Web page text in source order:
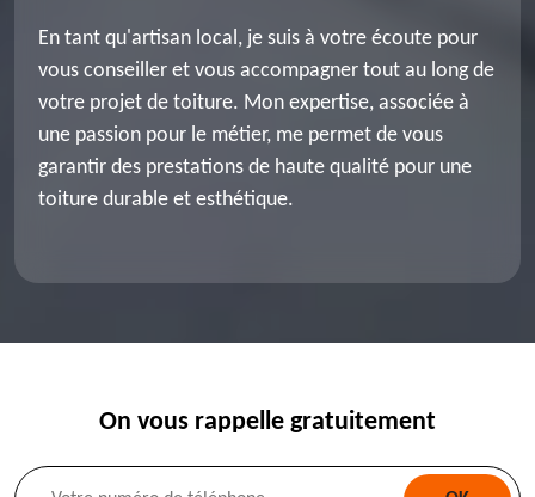
En tant qu'artisan local, je suis à votre écoute pour
vous conseiller et vous accompagner tout au long de
votre projet de toiture. Mon expertise, associée à
une passion pour le métier, me permet de vous
garantir des prestations de haute qualité pour une
toiture durable et esthétique.
On vous rappelle gratuitement